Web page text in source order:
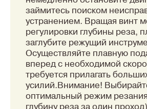
займитесь поиском
устранением. Вращая винт механизма
регулировки глубины реза,
заглубите режущий
Осуществляйте плавную
вперед с необходимой
требуется прилагать
усилий.Внимание!
оптимальный режим
глубину реза за один